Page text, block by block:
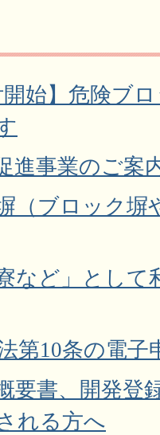
開始】危険ブ
進事業のご案
（ブロック塀
など」として
第10条の電子
要書、開発登
れる方へ